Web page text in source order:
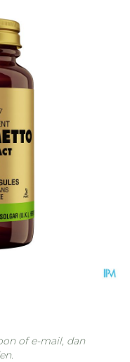
of e-mail, dan